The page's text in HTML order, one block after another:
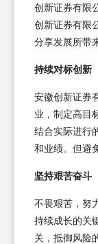
创新证券有限
创新证券有限
分享发展所带
持续对标创新
安徽创新证券
业，制定高目
结合实际进行
和业绩。但避
坚持艰苦奋斗
不畏艰苦，努
持续成长的关
关，抵御风险